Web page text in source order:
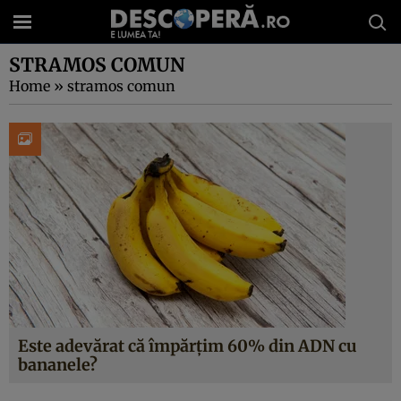
STRAMOS COMUN
Home » stramos comun
Este adevărat că împărțim 60% din ADN cu
bananele?